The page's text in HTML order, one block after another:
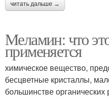
читать дальше →
Меламин: что
применяется
химическое вещество,
бесцветные кристаллы,
большинстве органических